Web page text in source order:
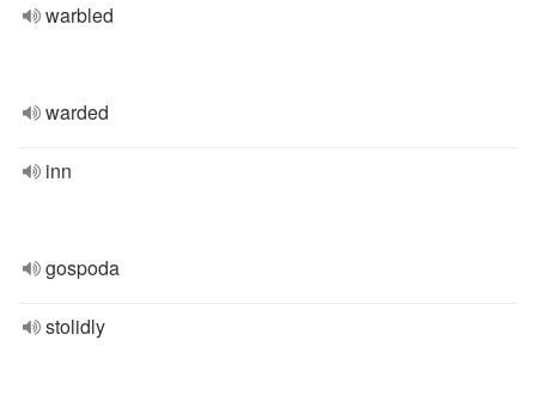
warbled
warded
inn
gospoda
stolidly